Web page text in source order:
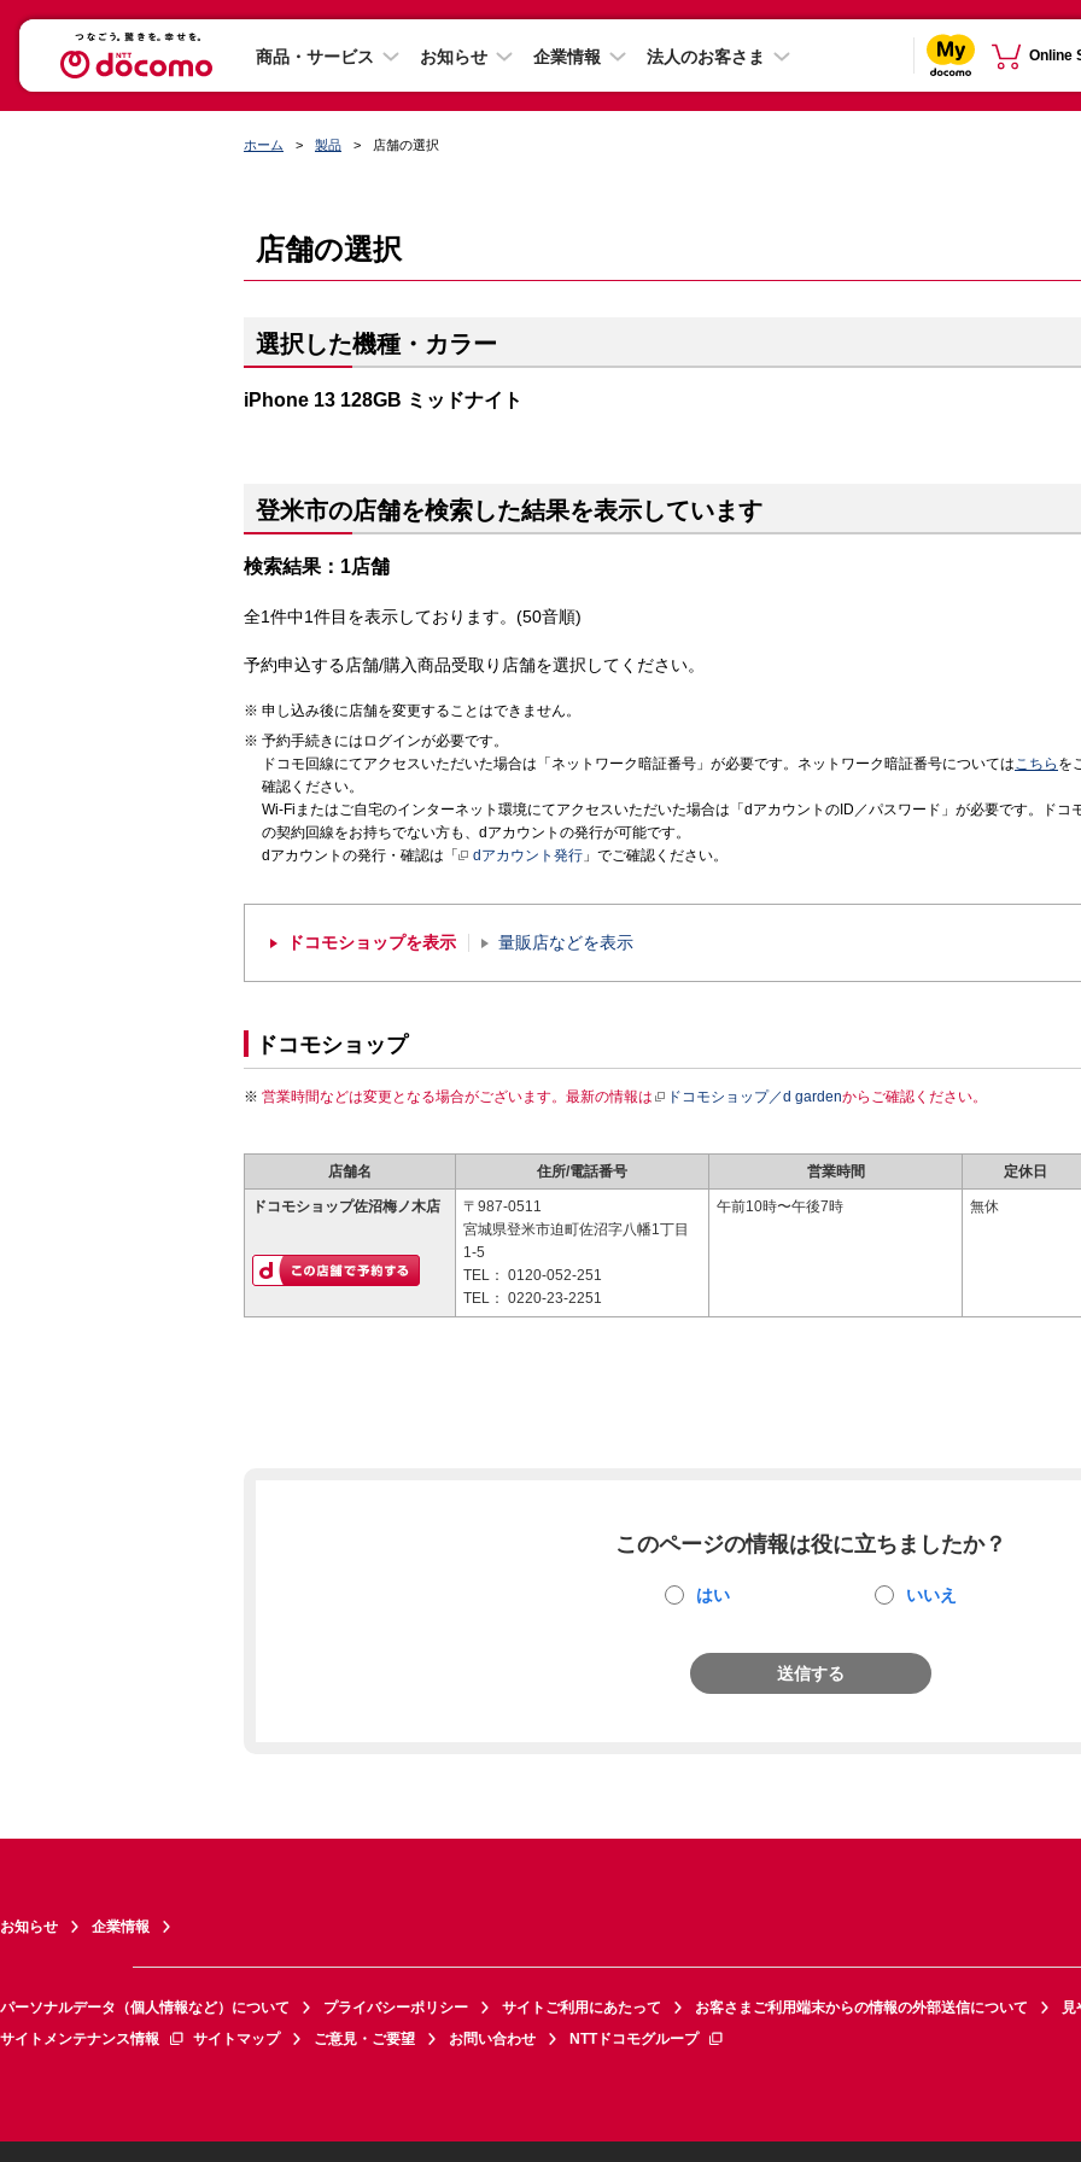
商品・サービス お知らせ 企業情報 法人のお客さま Online
ホーム 製品 店舗の選択
店舗の選択
選択した機種・カラー
iPhone 13 128GB ミッドナイト
登米市の店舗を検索した結果を表示しています
検索結果：1店舗
全1件中1件目を表示しております。(50音順)
予約申込する店舗/購入商品受取り店舗を選択してください。
申し込み後に店舗を変更することはできません。
予約手続きにはログインが必要です。
ドコモ回線にてアクセスいただいた場合は「ネットワーク暗証番号」が必要です。ネットワーク暗証番号についてはこちら を
確認ください。
Wi-Fiまたはご自宅のインターネット環境にてアクセスいただいた場合は「dアカウントのID／パスワード」が必要です。ドコ
の契約回線をお持ちでない方も、dアカウントの発行が可能です。
dアカウントの発行・確認は「
dアカウント発行 」でご確認ください。
ドコモショップを表示 量販店などを表示
ドコモショップ
営業時間などは変更となる場合がございます。最新の情報は ドコモショップ／d gardenからご確認ください。
店舗名 住所/電話番号 営業時間 定休日
ドコモショップ佐沼梅ノ木店
〒987-0511
宮城県登米市迫町佐沼字八幡1丁目
1-5
TEL： 0120-052-251
TEL： 0220-23-2251
午前10時〜午後7時 無休
このページの情報は役に立ちましたか？
はい いいえ
送信する
お知らせ 企業情報
パーソナルデータ（個人情報など）について プライバシーポリシー サイトご利用にあたって お客さまご利用端末からの情報の外部送信について
見
サイトメンテナンス情報
サイトマップ ご意見・ご要望 お問い合わせ NTTドコモグループ